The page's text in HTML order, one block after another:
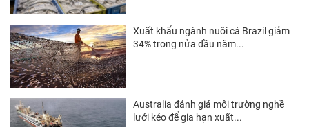
Thị trường Mỹ
Thị trường EU
Thị trường Việt Nam
Xuất khẩu ngành nuôi cá Brazil giảm
34% trong nửa đầu năm...
Australia đánh giá môi trường nghề
lưới kéo để gia hạn xuất...